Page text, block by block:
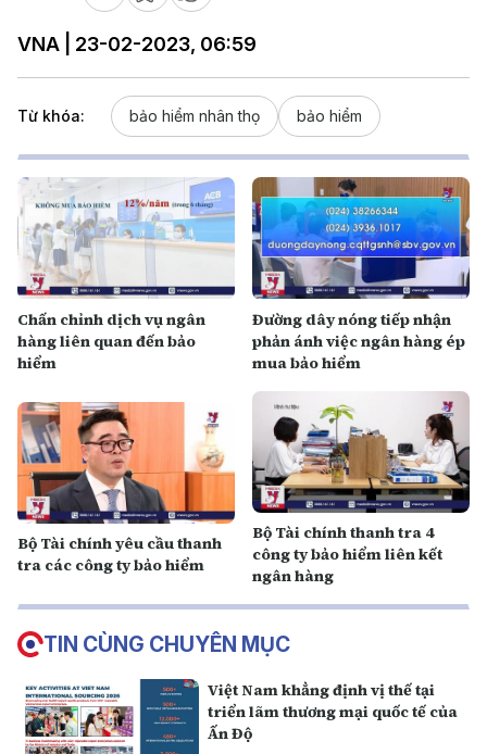
VNA | 23-02-2023, 06:59
Từ khóa: bảo hiểm nhân thọ bảo hiểm
Chấn chỉnh dịch vụ ngân
hàng liên quan đến bảo
hiểm
Đường dây nóng tiếp nhận
phản ánh việc ngân hàng ép
mua bảo hiểm
Bộ Tài chính yêu cầu thanh
tra các công ty bảo hiểm
Bộ Tài chính thanh tra 4
công ty bảo hiểm liên kết
ngân hàng
TIN CÙNG CHUYÊN MỤC
Việt Nam khẳng định vị thế tại
triển lãm thương mại quốc tế của
Ấn Độ